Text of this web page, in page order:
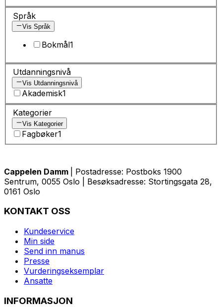
Språk
Vis Språk
Bokmål1
Utdanningsnivå
Vis Utdanningsnivå
Akademisk1
Kategorier
Vis Kategorier
Fagbøker1
Cappelen Damm
| Postadresse: Postboks 1900
Sentrum, 0055 Oslo | Besøksadresse: Stortingsgata 28,
0161 Oslo
KONTAKT OSS
Kundeservice
Min side
Send inn manus
Presse
Vurderingseksemplar
Ansatte
INFORMASJON